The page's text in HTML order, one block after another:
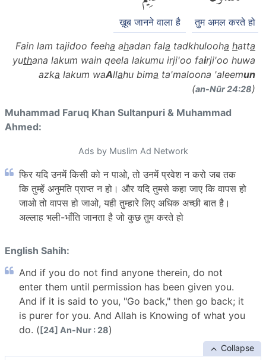
तुम अमल करते हो
ख़ूब जानने वाला है
Fain lam tajidoo feeha ahadan fala tadkhulooha hatta
yuthana lakum wain qeela lakumu irji'oo fairji'oo huwa
azka lakum waAllahu bima ta'maloona 'aleemun
(an-Nūr 24:28)
Muhammad Faruq Khan Sultanpuri & Muhammad
Ahmed:
Ads by Muslim Ad Network
फिर यदि उनमें किसी को न पाओ, तो उनमें प्रवेश न करो जब तक
कि तुम्हें अनुमति प्राप्त न हो। और यदि तुमसे कहा जाए कि वापस हो
जाओ तो वापस हो जाओ, यही तुम्हारे लिए अधिक अच्छी बात है।
अल्लाह भली-भाँति जानता है जो कुछ तुम करते हो
English Sahih:
And if you do not find anyone therein, do not
enter them until permission has been given you.
And if it is said to you, "Go back," then go back; it
is purer for you. And Allah is Knowing of what you
do. ([24] An-Nur : 28)
Collapse